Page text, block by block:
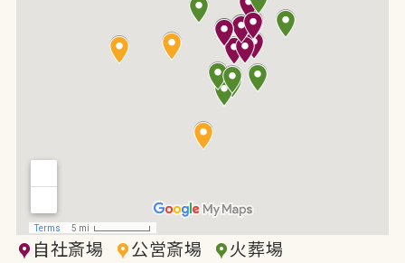
自社斎場 公営斎場 火葬場